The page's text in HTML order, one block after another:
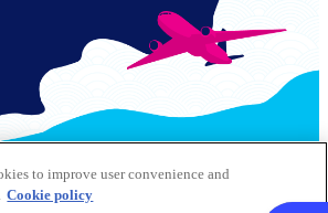
Airports All Rights Reserved
to improve user convenience and
Cookie policy